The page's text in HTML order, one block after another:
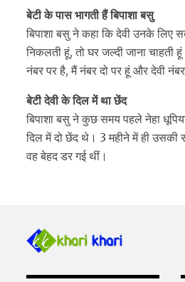
बेटी के पास भागती हैं बिपाशा बसु
बिपाशा बसु ने कहा कि देवी उनके
निकलती हूं, तो घर जल्दी जाना
नंबर पर है, मैं नंबर दो पर हूं और देवी
बेटी देवी के दिल में था छेंद
बिपाशा बसु ने कुछ समय पहले नेहा
दिल में दो छेंद थे। 3 महीने में ही
वह बेहद डर गई थीं।